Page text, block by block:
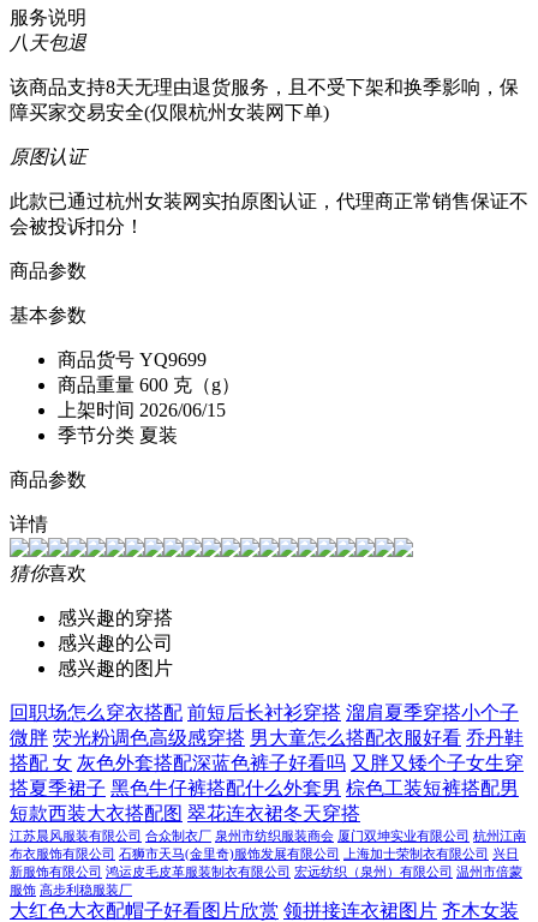
服务说明
八天包退
该商品支持8天无理由退货服务，且不受下架和换季影响，保
障买家交易安全(仅限杭州女装网下单)
原图认证
此款已通过杭州女装网实拍原图认证，代理商正常销售保证不
会被投诉扣分！
商品参数
基本参数
商品货号 YQ9699
商品重量 600 克（g）
上架时间 2026/06/15
季节分类 夏装
商品参数
详情
猜你喜欢
感兴趣的穿搭
感兴趣的公司
感兴趣的图片
回职场怎么穿衣搭配 前短后长衬衫穿搭 溜肩夏季穿搭小个子
微胖 荧光粉调色高级感穿搭 男大童怎么搭配衣服好看 乔丹鞋
搭配 女 灰色外套搭配深蓝色裤子好看吗 又胖又矮个子女生穿
搭夏季裙子 黑色牛仔裤搭配什么外套男 棕色工装短裤搭配男
短款西装大衣搭配图 翠花连衣裙冬天穿搭
江苏晨风服装有限公司 合众制衣厂 泉州市纺织服装商会 厦门双坤实业有限公司 杭州江南
布衣服饰有限公司 石狮市天马(金里奇)服饰发展有限公司 上海加士荣制衣有限公司 兴日
新服饰有限公司 鸿运皮毛皮革服装制衣有限公司 宏远纺织（泉州）有限公司 温州市倍蒙
服饰 高步利稳服装厂
大红色大衣配帽子好看图片欣赏 领拼接连衣裙图片 齐木女装